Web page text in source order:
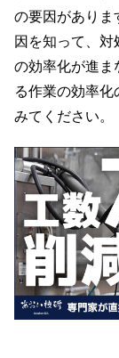
の要因がありま
因を知って、
の効率化が進ま
る作業の効率
みてください。